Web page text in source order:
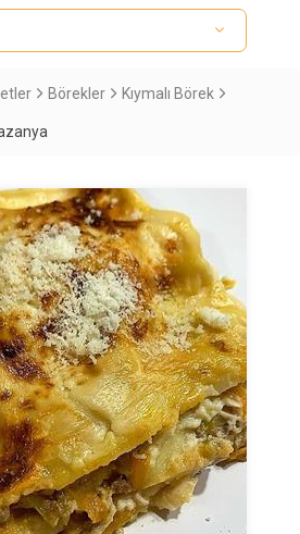
Börekler Kıymalı Börek